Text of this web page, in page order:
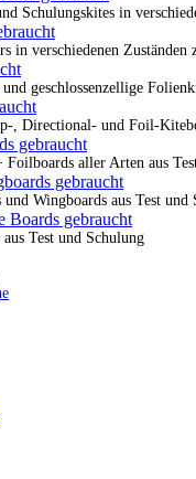
Schulungskites in
in verschiedenen Zuständen
geschlossenzellige
, Directional- und Foil-
gebraucht
Foilboards aller Arten aus
gebraucht
und Wingboards aus Test und
Boards gebraucht
Test und Schulung